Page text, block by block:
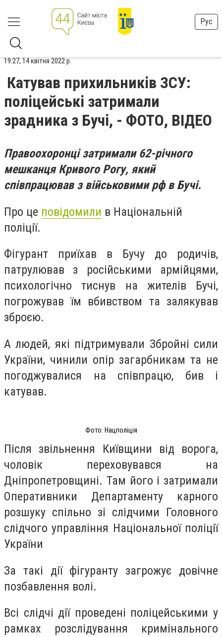
Рус
19:27, 14 квітня 2022 р.
Катував прихильників ЗСУ:
поліцейські затримали
зрадника з Бучі, - ФОТО, ВІДЕО
Правоохоронці затримали 62-річного
мешканця Кривого Рогу, який
співпрацював з військовими рф в Бучі.
Про це повідомили в Національній
поліції.
Фігурант приїхав в Бучу до родичів,
патрулював з російськими армійцями,
психологічно тиснув на жителів Бучі,
погрожував їм вбивством та залякував
зброєю.
А людей, які підтримували Збройні сили
України, чинили опір загарбникам та не
погоджувалися на співпрацю, бив і
катував.
Фото: Нацполіція
Після звільнення Київщини від ворога,
чоловік переховувався на
Дніпропетровщині. Там його і затримали
Оперативники Департаменту карного
розшуку спільно зі слідчими Головного
слідчого управління Національної поліції
України
За такі дії фігуранту загрожує довічне
позбавлення волі.
Всі слідчі дії проведені поліцейськими у
рамках розслідування кримінального